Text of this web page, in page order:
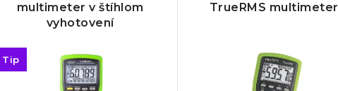
multimeter v štíhlom
vyhotovení
Tip
TrueRMS multimeter